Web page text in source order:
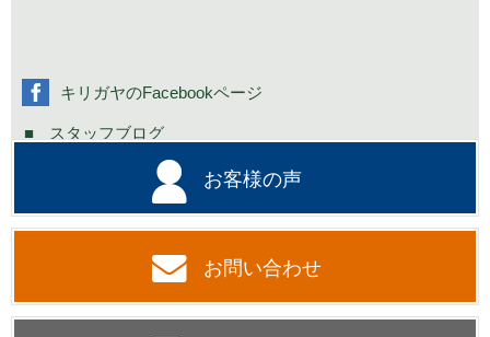
社長の不定期日記
スタッフブログ
お客様の声
お問い合わせ
キリガヤのFacebookページ